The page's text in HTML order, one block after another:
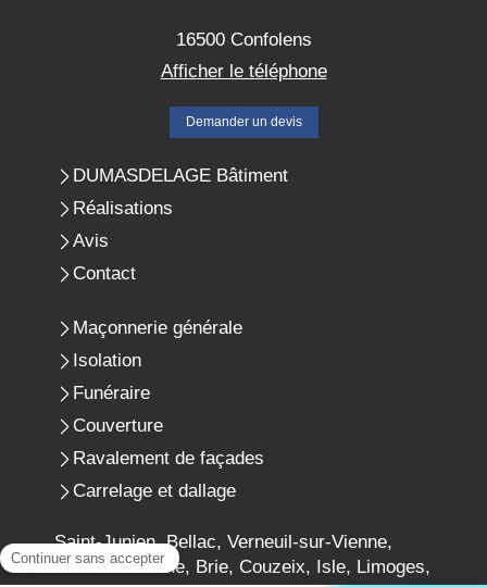
16500 Confolens
Afficher le téléphone
Demander un devis
DUMASDELAGE Bâtiment
Réalisations
Avis
Contact
Maçonnerie générale
Isolation
Funéraire
Couverture
Ravalement de façades
Carrelage et dallage
Saint-Junien, Bellac, Verneuil-sur-Vienne,
Aixe-sur-Vienne, Brie, Couzeix, Isle, Limoges,